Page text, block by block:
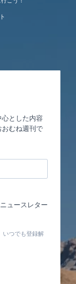
とした内容
むね週刊で
ュースレター
いつでも登録解